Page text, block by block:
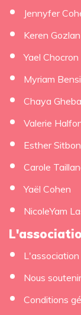
Jennyfer
Keren Gozlan
Yael Chocron
Myriam
Chaya
Valerie
Esther Sitbon
Carole
Yaël Cohen
NicoleYam
L'association
Nous soutenir
Conditions